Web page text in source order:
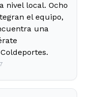
nivel local. Ocho
el equipo,
una